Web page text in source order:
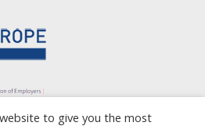
to give you the most